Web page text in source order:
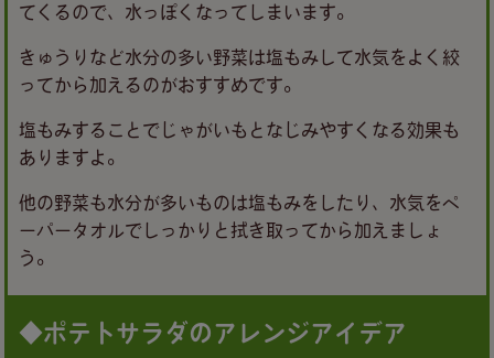
てくるので、水っぽくなってしまいます。
きゅうりなど水分の多い野菜は塩もみして水気をよく絞
ってから加えるのがおすすめです。
塩もみすることでじゃがいもとなじみやすくなる効果も
ありますよ。
他の野菜も水分が多いものは塩もみをしたり、水気をペ
ーパータオルでしっかりと拭き取ってから加えましょ
う。
◆ポテトサラダのアレンジアイデア